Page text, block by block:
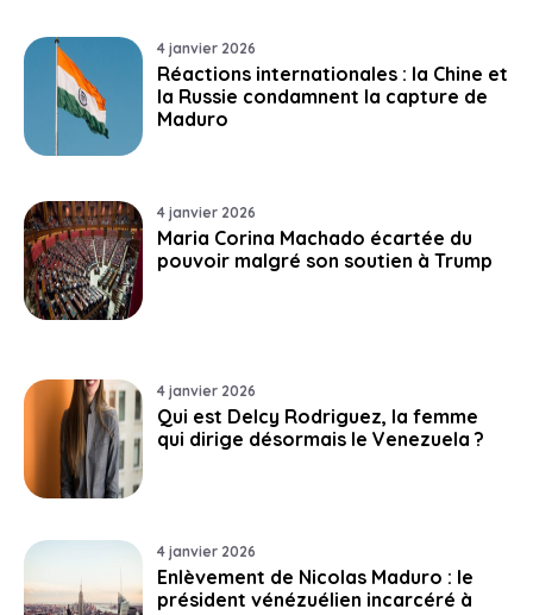
4 janvier 2026
Réactions internationales : la Chine et
la Russie condamnent la capture de
Maduro
4 janvier 2026
Maria Corina Machado écartée du
pouvoir malgré son soutien à Trump
4 janvier 2026
Qui est Delcy Rodriguez, la femme
qui dirige désormais le Venezuela ?
4 janvier 2026
Enlèvement de Nicolas Maduro : le
président vénézuélien incarcéré à